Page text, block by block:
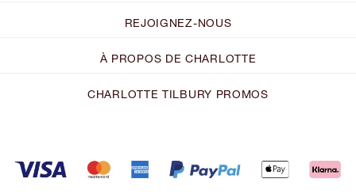
REJOIGNEZ-NOUS
À PROPOS DE CHARLOTTE
CHARLOTTE TILBURY PROMOS